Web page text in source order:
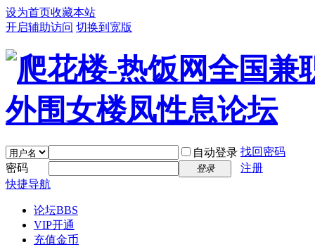
设为首页收藏本站
开启辅助访问 切换到宽版
自动登录 找回密码
密码
登录
注册
快捷导航
论坛BBS
VIP开通
充值金币